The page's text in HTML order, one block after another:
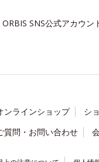
ORBIS SNS公式アカウン
ンラインショップ
シ
質問・お問い合わせ